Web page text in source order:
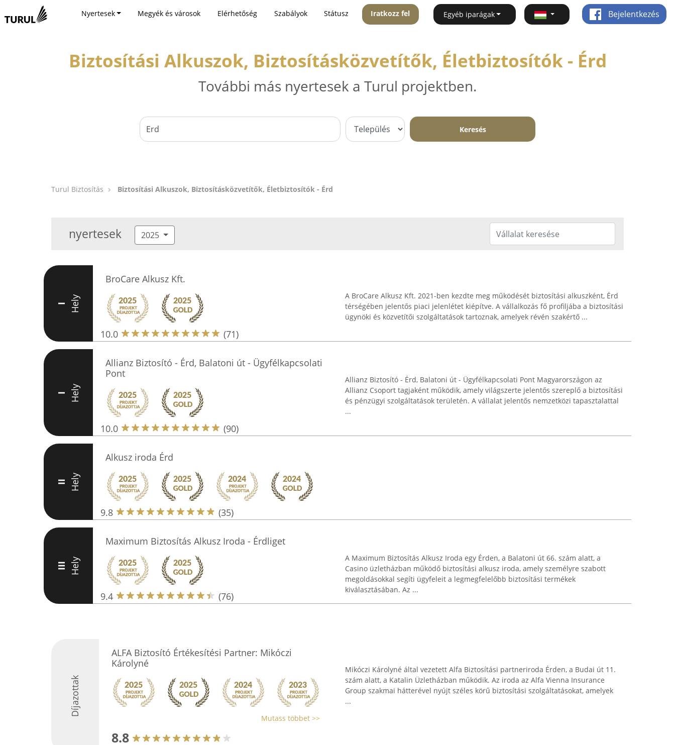
Nyertesek Megyék és városok Elérhetőség Szabályok Státusz Iratkozz fel Egyéb iparágak Bejelentkezés
Biztosítási Alkuszok, Biztosításközvetítők, Életbiztosítók - Érd
További más nyertesek a Turul projektben.
Keresés
Turul Biztosítás Biztosítási Alkuszok, Biztosításközvetítők, Életbiztosítók - Érd
nyertesek 2025
I Hely
BroCare Alkusz Kft.
10.0 (71)
A BroCare Alkusz Kft. 2021-ben kezdte meg működését biztosítási alkuszként, Érd
térségében jelentős piaci jelenlétet kiépítve. A vállalkozás fő profiljába a biztosítási
ügynöki és közvetítői szolgáltatások tartoznak, amelyek révén szakértő ...
I Hely
Allianz Biztosító - Érd, Balatoni út - Ügyfélkapcsolati
Pont
10.0 (90)
Allianz Biztosító - Érd, Balatoni út - Ügyfélkapcsolati Pont Magyarországon az
Allianz Csoport tagjaként működik, amely világszerte jelentős szereplő a biztosítási
és pénzügyi szolgáltatások területén. A vállalat jelentős nemzetközi tapasztalattal
...
II Hely
Alkusz iroda Érd
9.8 (35)
III Hely
Maximum Biztosítás Alkusz Iroda - Érdliget
9.4 (76)
A Maximum Biztosítás Alkusz Iroda egy Érden, a Balatoni út 66. szám alatt, a
Casino üzletházban működő biztosítási alkusz iroda, amely személyre szabott
megoldásokkal segíti ügyfeleit a legmegfelelőbb biztosítási termékek
kiválasztásában. Az ...
Díjazottak
ALFA Biztosító Értékesítési Partner: Mikóczi
Károlyné
Mutass többet >>
8.8
Mikóczi Károlyné által vezetett Alfa Biztosítási partneriroda Érden, a Budai út 11.
szám alatt, a Katalin Üzletházban működik. Az iroda az Alfa Vienna Insurance
Group szakmai hátterével nyújt széles körű biztosítási szolgáltatásokat, amelyek
...